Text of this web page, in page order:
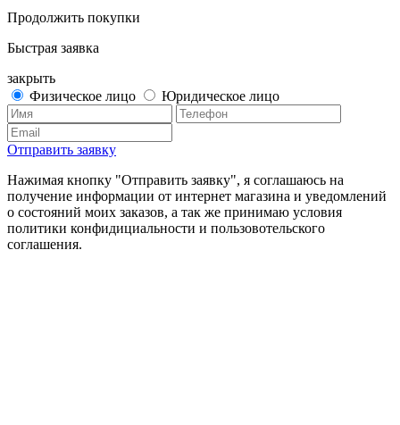
Продолжить покупки
Быстрая заявка
закрыть
Физическое лицо
Юридическое лицо
Отправить заявку
Нажимая кнопку "Отправить заявку", я соглашаюсь на
получение информации от интернет магазина и уведомлений
о состояний моих заказов, а так же принимаю условия
политики конфидициальности и пользовотельского
соглашения.